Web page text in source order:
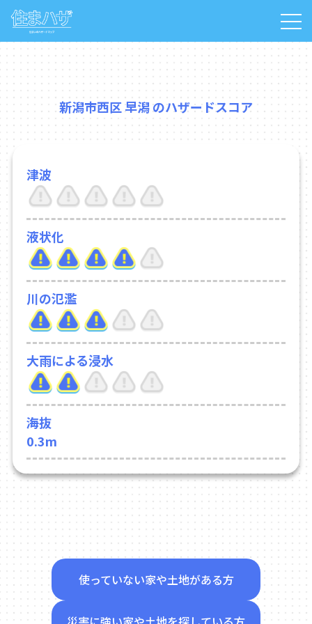
新潟市西区 早潟 のハザードスコア
津波
液状化
川の氾濫
大雨による浸水
海抜
0.3m
使っていない家や土地がある方